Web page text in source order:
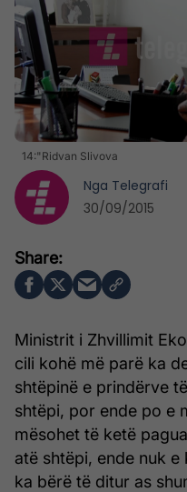
14:"Ridvan Slivova
Ministrit i Zhvillimit
cili kohë më parë ka
shtëpinë e prindërve
shtëpi, por ende po e
mësohet të ketë
atë shtëpi, ende nuk
ka bërë të ditur as
Nga Telegrafi
30/09/2015